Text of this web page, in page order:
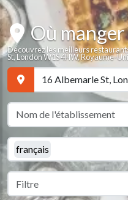
Où manger
Découvrez les meilleurs
St, London W1S 4HW, Royaume-Uni
français